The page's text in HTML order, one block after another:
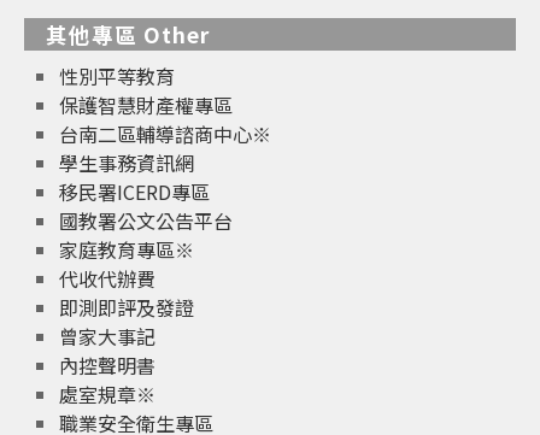
其他專區 Other
性別平等教育
保護智慧財產權專區
台南二區輔導諮商中心※
學生事務資訊網
移民署ICERD專區
國教署公文公告平台
家庭教育專區※
代收代辦費
即測即評及發證
曾家大事記
內控聲明書
處室規章※
職業安全衛生專區